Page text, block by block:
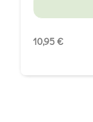
10,95 €